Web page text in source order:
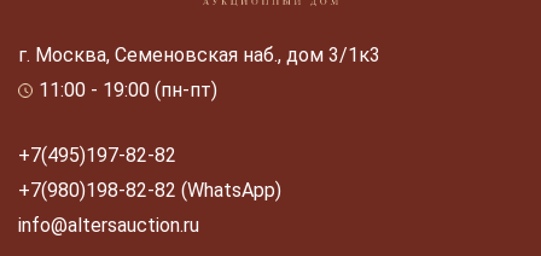
г. Москва, Семеновская наб., дом 3/1к3
11:00 - 19:00 (пн-пт)
+7(495)197-82-82
+7(980)198-82-82 (WhatsApp)
info@altersauction.ru